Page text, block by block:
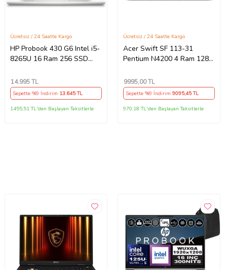
HP Probook 430 G6 Intel i5-
8265U 16 Ram 256 SSD
Outlet
Ücretsiz / 24 Saatte Kargo
14.995TL
Sepette %9 İndirim 13.645TL
1455,51 TL'den Başlayan Taksitlerle
Acer Swift SF 113-31
Pentium N4200 4 Ram 128
Outlet
Ücretsiz / 24 Saatte Kargo
9995,00 TL
Sepette %9 İndirim9095,45 TL
970,18 TL'den Başlayan Taksitlerle